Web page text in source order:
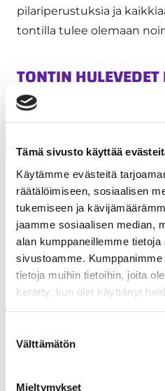
Tämä sivusto käyttää
Käytämme evästeitä
räätälöimiseen, sosiaalisen
tukemiseen ja
jaamme sosiaalisen median,
alan kumppaneillemme
sivustoamme.
tietoja muihin tietoihin, joita
kerätty, kun olet käyttänyt
valinta
Välttämätön
Mieltymykset
pilariperustuksia ja
tontilla tulee olemaan
TONTIN
Tontilla on keskitytty
-uomia, joilla hulevesien
ja suodatetaan.
”Maisemallisesti
tontille hyvin ja viivyttävät
valumista tehokkaasti
metrin päässä virtaavaan
hankkeeseen on liittynyt
että yhteistyö